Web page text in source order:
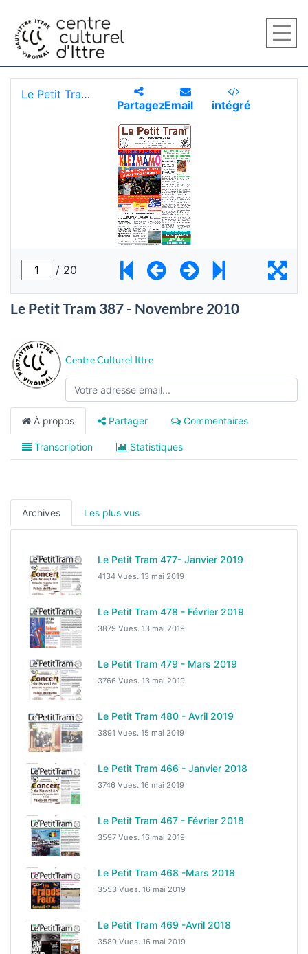
Le Petit Tram 387 - Novembre 2010
Centre Culturel Ittre
À propos Partager Commentaires
Transcription Statistiques
Archives Les plus vus
Le Petit Tram 477- Janvier 2019
4134 Vues. 13 mai 2019
Le Petit Tram 478 - Février 2019
3879 Vues. 13 mai 2019
Le Petit Tram 479 - Mars 2019
3766 Vues. 13 mai 2019
Le Petit Tram 480 - Avril 2019
3891 Vues. 15 mai 2019
Le Petit Tram 466 - Janvier 2018
3746 Vues. 16 mai 2019
Le Petit Tram 467 - Février 2018
3597 Vues. 16 mai 2019
Le Petit Tram 468 -Mars 2018
3553 Vues. 16 mai 2019
Le Petit Tram 469 -Avril 2018
3589 Vues. 16 mai 2019